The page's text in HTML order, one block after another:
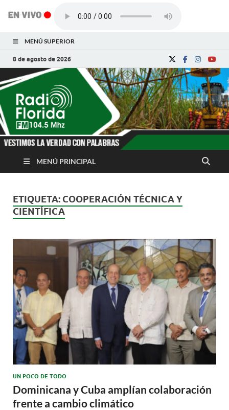
MENÚ SUPERIOR
8 de agosto de 2026
Radio Florida de
Cuba
Noticias y Actualidades de Florida, Camagüey,
MENÚ PRINCIPAL
ETIQUETA: COOPERACIÓN TÉCNICA Y
CIENTÍFICA
UN POCO DE TODO
Dominicana y Cuba amplían colaboración
frente a cambio climático